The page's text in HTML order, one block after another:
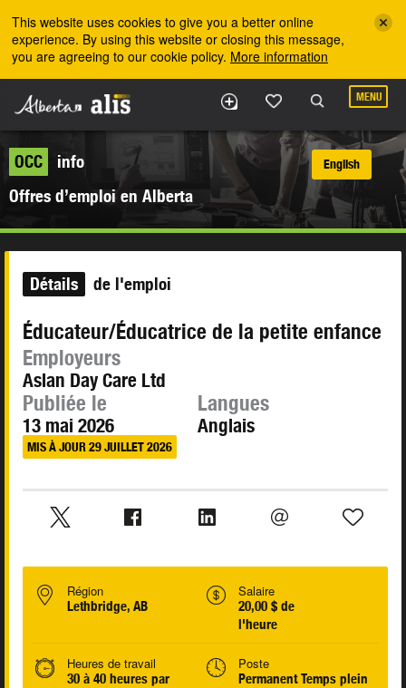
This website uses cookies to give you a better online
experience. By using this website or closing this message,
you are agreeing to our cookie policy. More information
MENU
OCC
info
Offres d’emploi en Alberta
English
Détails de l'emploi
Éducateur/Éducatrice de la petite enfance
Employeurs
Aslan Day Care Ltd
Publiée le
13 mai 2026
MIS À JOUR 29 JUILLET 2026
Langues
Anglais
Région
Lethbridge, AB
Salaire
20,00 $ de
l'heure
Heures de travail
30 à 40 heures par
Poste
Permanent Temps plein